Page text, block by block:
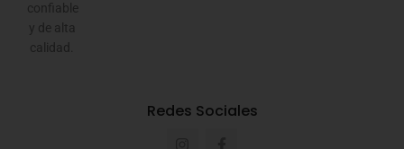
confiable
y de alta
calidad.
Redes Sociales